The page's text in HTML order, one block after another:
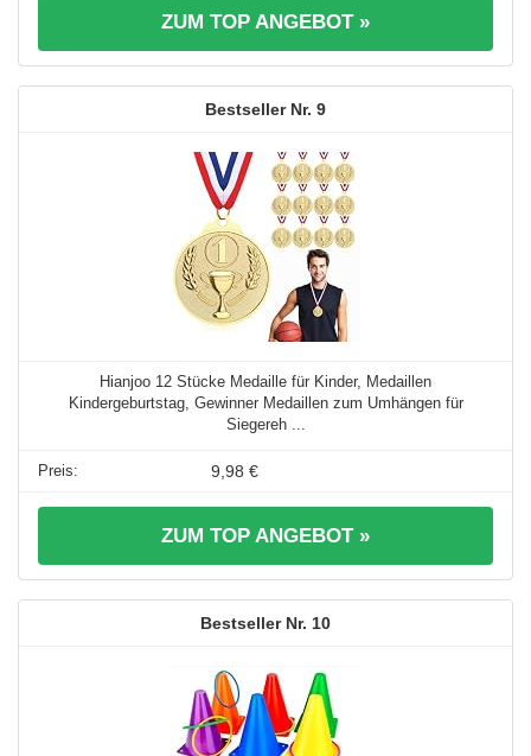
ZUM TOP ANGEBOT »
9
Hianjoo 12 Stücke Medaille für Kinder, Medaillen
Kindergeburtstag, Gewinner Medaillen zum Umhängen für
Siegereh ...
9,98 €
ZUM TOP ANGEBOT »
10